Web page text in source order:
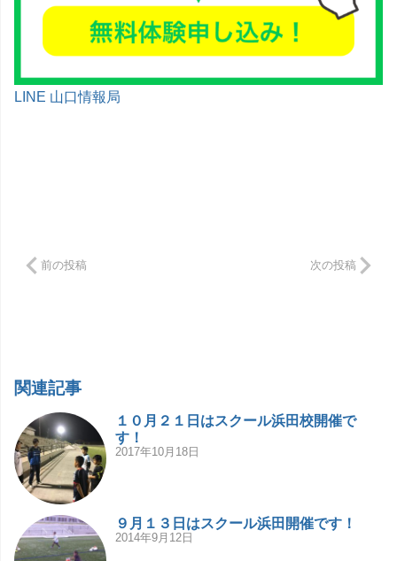
LINE 山口情報局
前の投稿 次の投稿
関連記事
１０月２１日はスクール浜田校開催で
す！
2017年10月18日
９月１３日はスクール浜田開催です！
2014年9月12日